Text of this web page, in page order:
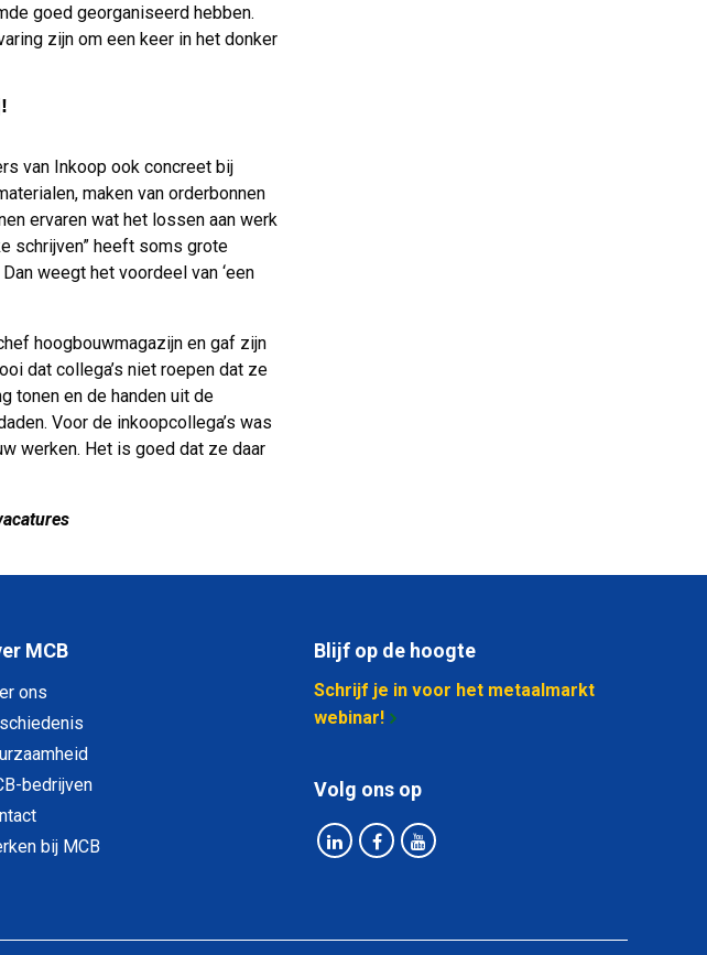
goed georganiseerd hebben.
zijn om een keer in het donker
van Inkoop ook concreet bij
maken van orderbonnen
ervaren wat het lossen aan werk
schrijven” heeft soms grote
weegt het voordeel van ‘een
hoogbouwmagazijn en gaf zijn
dat collega’s niet roepen dat ze
tonen en de handen uit de
Voor de inkoopcollega’s was
werken. Het is goed dat ze daar
MCB
ons
bedrijven
bij MCB
Blijf op de hoogte
Schrijf je in voor het metaalmarkt
webinar!
Volg ons op